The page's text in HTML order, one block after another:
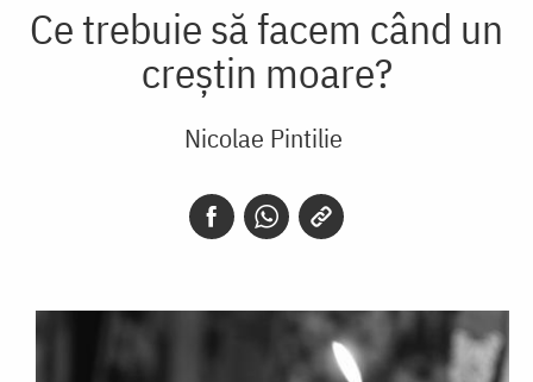
Ce trebuie să facem când un
creștin moare?
Nicolae Pintilie